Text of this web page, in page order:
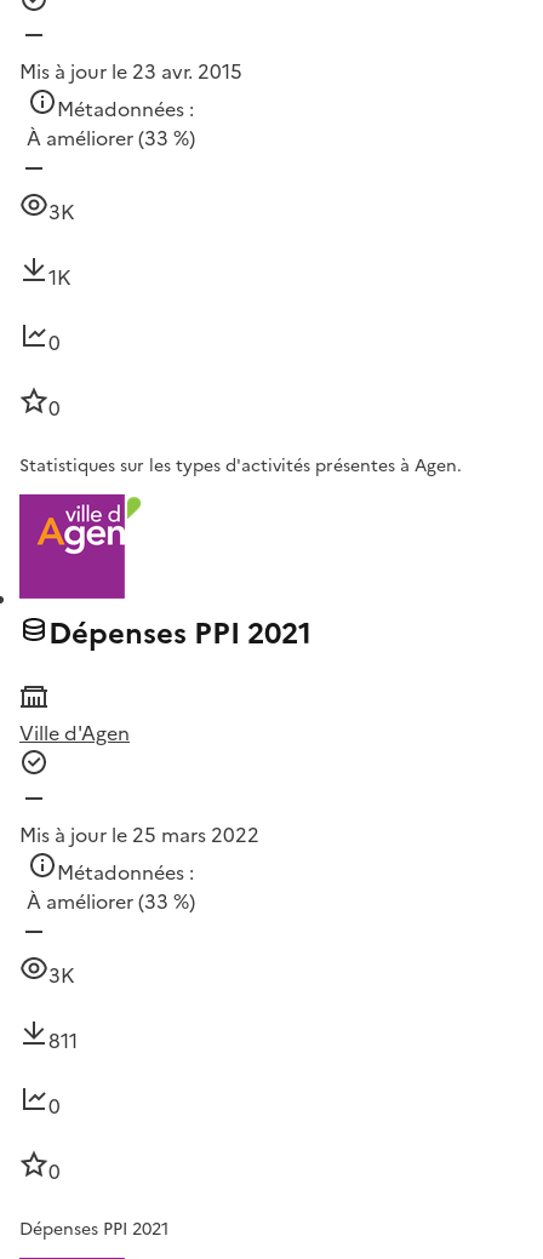
Mis à jour le 23 avr. 2015
Métadonnées :
À améliorer(33 %)
3K
1K
0
0
Statistiques sur les types d'activités présentes à Agen.
Dépenses PPI 2021
Ville d'Agen
Mis à jour le 25 mars 2022
Métadonnées :
À améliorer(33 %)
3K
811
0
0
Dépenses PPI 2021